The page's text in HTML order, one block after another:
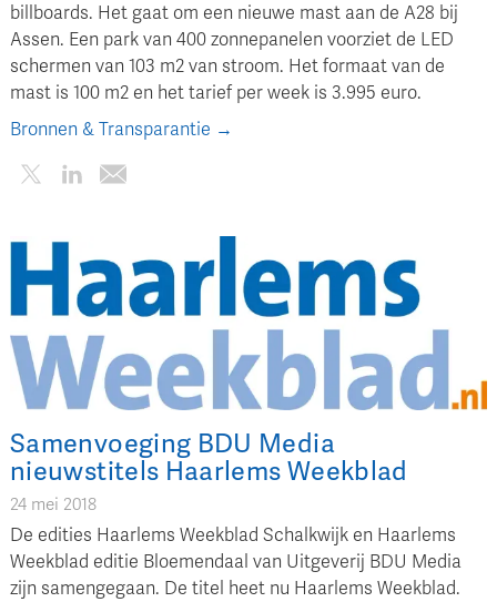
billboards. Het gaat om een nieuwe mast aan de A28 bij
Assen. Een park van 400 zonnepanelen voorziet de LED
schermen van 103 m2 van stroom. Het formaat van de
mast is 100 m2 en het tarief per week is 3.995 euro.
Bronnen & Transparantie →
Samenvoeging BDU Media
nieuwstitels Haarlems Weekblad
24 mei 2018
De edities Haarlems Weekblad Schalkwijk en Haarlems
Weekblad editie Bloemendaal van Uitgeverij BDU Media
zijn samengegaan. De titel heet nu Haarlems Weekblad.